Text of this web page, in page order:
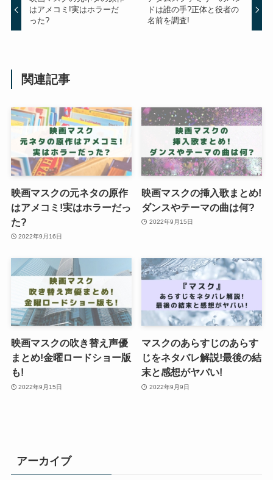
はアメコミ!実はホラーだ
った?
ドは誰の手?正体と役者の
名前を調査!
関連記事
映画マスクの元ネタの原作
はアメコミ!実はホラーだっ
た?
2022年9月16日
映画マスクの挿入歌まとめ!
ダンスやテーマの曲は何?
2022年9月15日
映画マスクの吹き替え声優
まとめ!金曜ロードショー版
も!
2022年9月15日
マスクのあらすじのあらす
じをネタバレ解説!最後の結
末と感想がヤバい!
2022年9月9日
アーカイブ